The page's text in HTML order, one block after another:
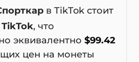
в TikTok стоит
, что
эквивалентно $99.42
цен на монеты